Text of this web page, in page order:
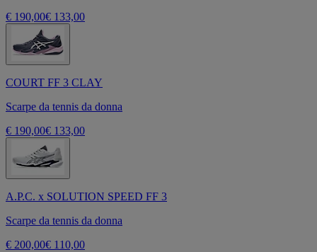
€ 190,00€ 133,00
COURT FF 3 CLAY
Scarpe da tennis da donna
€ 190,00€ 133,00
A.P.C. x SOLUTION SPEED FF 3
Scarpe da tennis da donna
€ 200,00€ 110,00